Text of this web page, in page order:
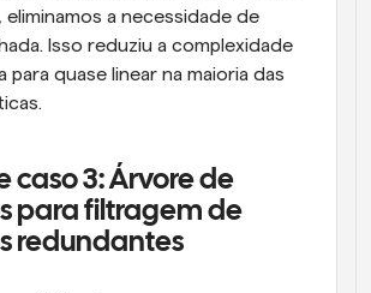
a necessidade de
Isso reduziu a complexidade
para quase linear na maioria das
caso 3: Árvore de
para filtragem de
redundantes